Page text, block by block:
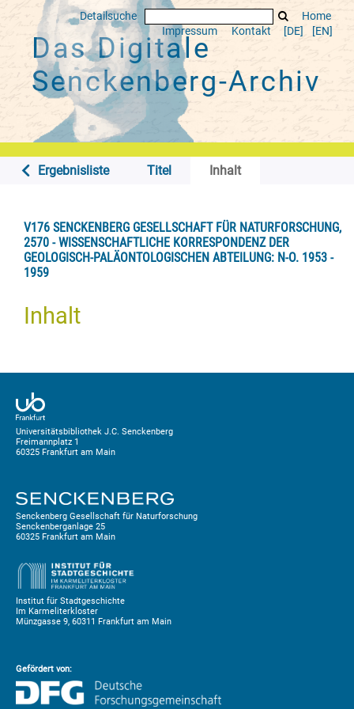
Detailsuche
Home
Impressum
Kontakt [DE] [EN]
Das Digitale
Senckenberg-Archiv
Ergebnisliste Titel Inhalt
V176 SENCKENBERG GESELLSCHAFT FÜR NATURFORSCHUNG,
2570 - WISSENSCHAFTLICHE KORRESPONDENZ DER
GEOLOGISCH-PALÄONTOLOGISCHEN ABTEILUNG: N-O. 1953 -
1959
Inhalt
Universitätsbibliothek J.C. Senckenberg
Freimannplatz 1
60325 Frankfurt am Main
Senckenberg Gesellschaft für Naturforschung
Senckenberganlage 25
60325 Frankfurt am Main
Institut für Stadtgeschichte
Im Karmeliterkloster
Münzgasse 9, 60311 Frankfurt am Main
Gefördert von: